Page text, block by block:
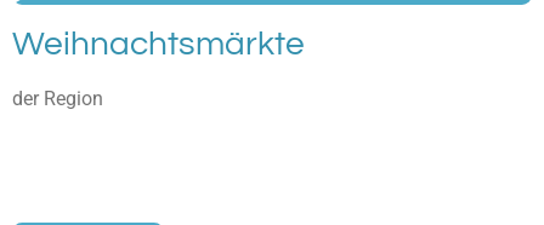
Weihnachtsmärkte
der Region